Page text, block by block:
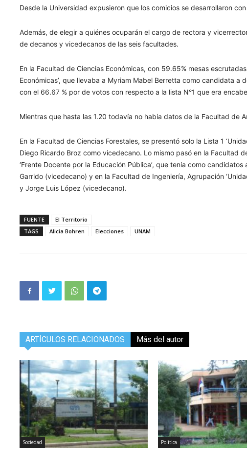
Desde la Universidad expusieron que los comicios se desarrollaron
Además, de elegir a quiénes ocuparán el cargo de rectora y
de decanos y vicedecanos de las seis facultades.
En la Facultad de Ciencias Económicas, con 59.65% mesas
Económicas’, que llevaba a Myriam Mabel Berretta como candidata
con el 66.67 % por de votos con respecto a la lista N°1 que era
Mientras que hasta las 1.20 todavía no había datos de la Facultad de
En la Facultad de Ciencias Forestales, se presentó solo la Lista 1
Diego Ricardo Broz como vicedecano. Lo mismo pasó en la Facultad
‘Frente Docente por la Educación Pública’, que tenía como
Garrido (vicedecano) y en la Facultad de Ingeniería, Agrupación
y Jorge Luis López (vicedecano).
FUENTE
El Territorio
TAGS
Alicia Bohren Elecciones UNAM
ARTÍCULOS RELACIONADOS Más del autor
Sociedad Politica